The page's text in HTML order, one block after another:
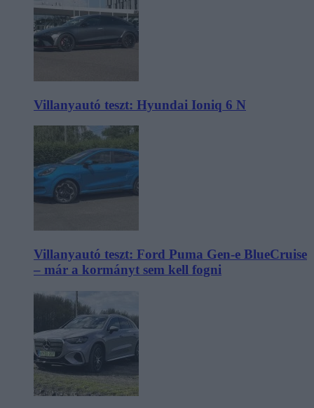
Villanyautó teszt: Hyundai Ioniq 6 N
Villanyautó teszt: Ford Puma Gen-e BlueCruise
– már a kormányt sem kell fogni